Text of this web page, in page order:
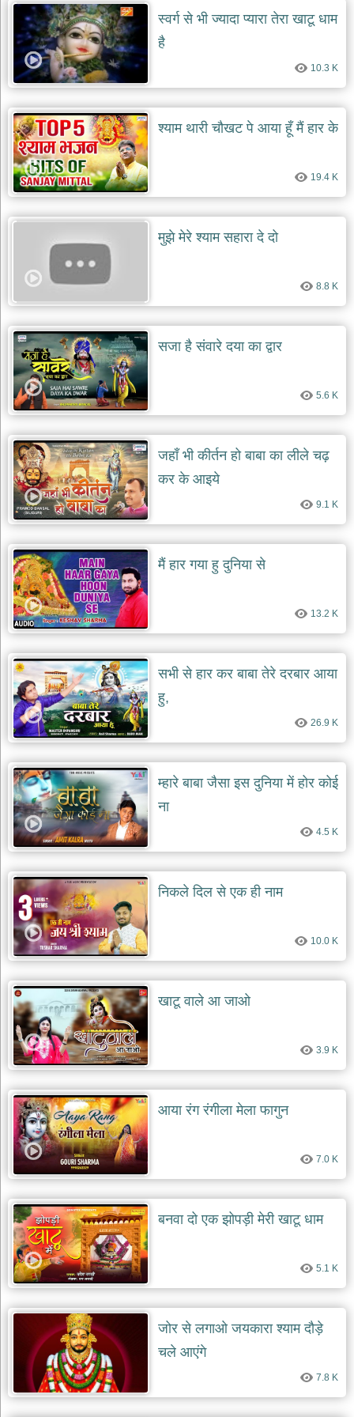
देश
भक्ति
भजन
patriotic
bhajans
खाटू
श्याम
भजन
khatu
shaym
bhajans
rani
sati
बावा
लाल
दयाल
भजन
bawa
lal
dayal
शनि
देव
भजन
shani
dev
bhajans
आज
का
भजन
bhajan
of
the
day
भजन
जोड़ें
add
bhajans
स्वर्ग से भी ज्यादा प्यारा तेरा खाटू धाम
है
10.3 K
श्याम थारी चौखट पे आया हूँ मैं हार के
19.4 K
मुझे मेरे श्याम सहारा दे दो
8.8 K
सजा है संवारे दया का द्वार
5.6 K
जहाँ भी कीर्तन हो बाबा का लीले चढ़
कर के आइये
9.1 K
मैं हार गया हु दुनिया से
13.2 K
सभी से हार कर बाबा तेरे दरबार आया
हु,
26.9 K
म्हारे बाबा जैसा इस दुनिया में होर कोई
ना
4.5 K
निकले दिल से एक ही नाम
10.0 K
खाटू वाले आ जाओ
3.9 K
आया रंग रंगीला मेला फागुन
7.0 K
बनवा दो एक झोपड़ी मेरी खाटू धाम
5.1 K
जोर से लगाओ जयकारा श्याम दौड़े
चले आएंगे
7.8 K